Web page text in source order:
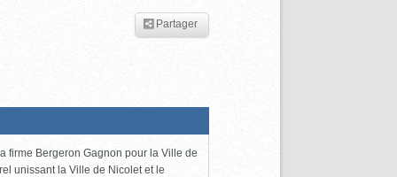
Partager
firme Bergeron Gagnon pour la Ville de
unissant la Ville de Nicolet et le